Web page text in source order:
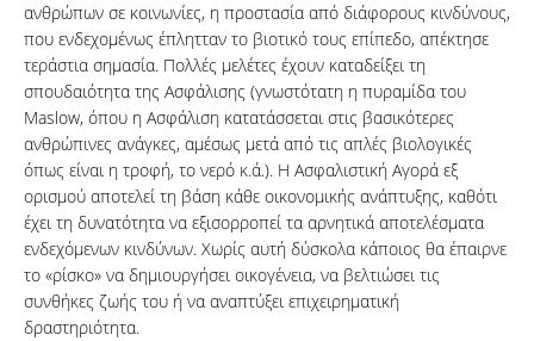
ανθρώπων σε κοινωνίες, η προστασία από διάφορους κινδύνους,
που ενδεχομένως έπλητταν το βιοτικό τους επίπεδο, απέκτησε
τεράστια σημασία. Πολλές μελέτες έχουν καταδείξει τη
σπουδαιότητα της Ασφάλισης (γνωστότατη η πυραμίδα του
Maslow, όπου η Ασφάλιση κατατάσσεται στις βασικότερες
ανθρώπινες ανάγκες, αμέσως μετά από τις απλές βιολογικές
όπως είναι η τροφή, το νερό κ.ά.). Η Ασφαλιστική Αγορά εξ
ορισμού αποτελεί τη βάση κάθε οικονομικής ανάπτυξης, καθότι
έχει τη δυνατότητα να εξισορροπεί τα αρνητικά αποτελέσματα
ενδεχόμενων κινδύνων. Χωρίς αυτή δύσκολα κάποιος θα έπαιρνε
το «ρίσκο» να δημιουργήσει οικογένεια, να βελτιώσει τις
συνθήκες ζωής του ή να αναπτύξει επιχειρηματική
δραστηριότητα.